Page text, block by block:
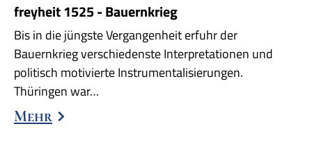
freyheit 1525 - Bauernkrieg
Bis in die jüngste Vergangenheit erfuhr der
Bauernkrieg verschiedenste Interpretationen und
politisch motivierte Instrumentalisierungen.
Thüringen war…
Mehr